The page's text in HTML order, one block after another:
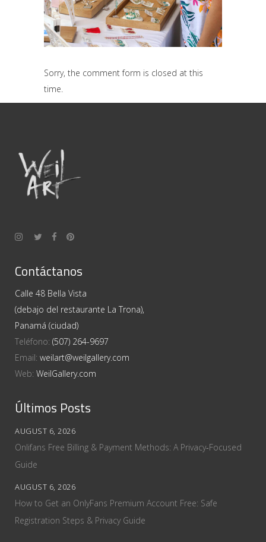
Sorry, the comment form is closed at this
time.
Contáctanos
Calle 48 Bella Vista
(debajo del restaurante La Trona),
Panamá (ciudad)
Teléfono: (507) 264-9697
Email: weilart@weilgallery.com
Web: WeilGallery.com
Últimos Posts
AUGUST 6, 2026
Onlifans Free Billing & Payment Methods: A Privacy‑Focused
Guide
AUGUST 6, 2026
How to Get an OnlyFans Premium Account Free: Safe
Registration Steps & Privacy Guide